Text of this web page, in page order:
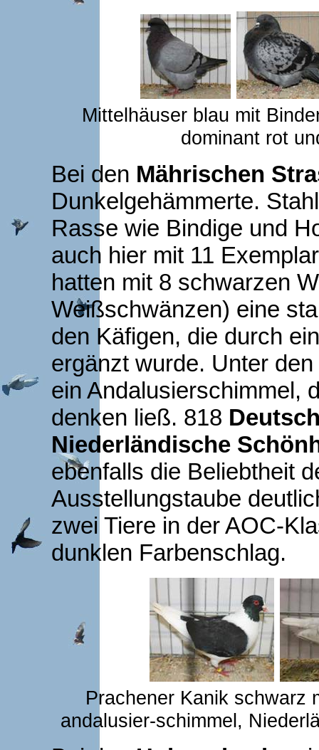
Mittelhäuser blau mit
dominant rot
Bei den Mährischen
Dunkelgehämmerte.
Rasse wie Bindige und
auch hier mit 11
hatten mit 8 schwarzen
Weißschwänzen) eine
den Käfigen, die durch
ergänzt wurde. Unter
ein Andalusierschimmel,
denken ließ. 818
Niederländische
ebenfalls die Beliebtheit
Ausstellungstaube
zwei Tiere in der AOC-
dunklen Farbenschlag.
Prachener Kanik schwarz
andalusier-schimmel,